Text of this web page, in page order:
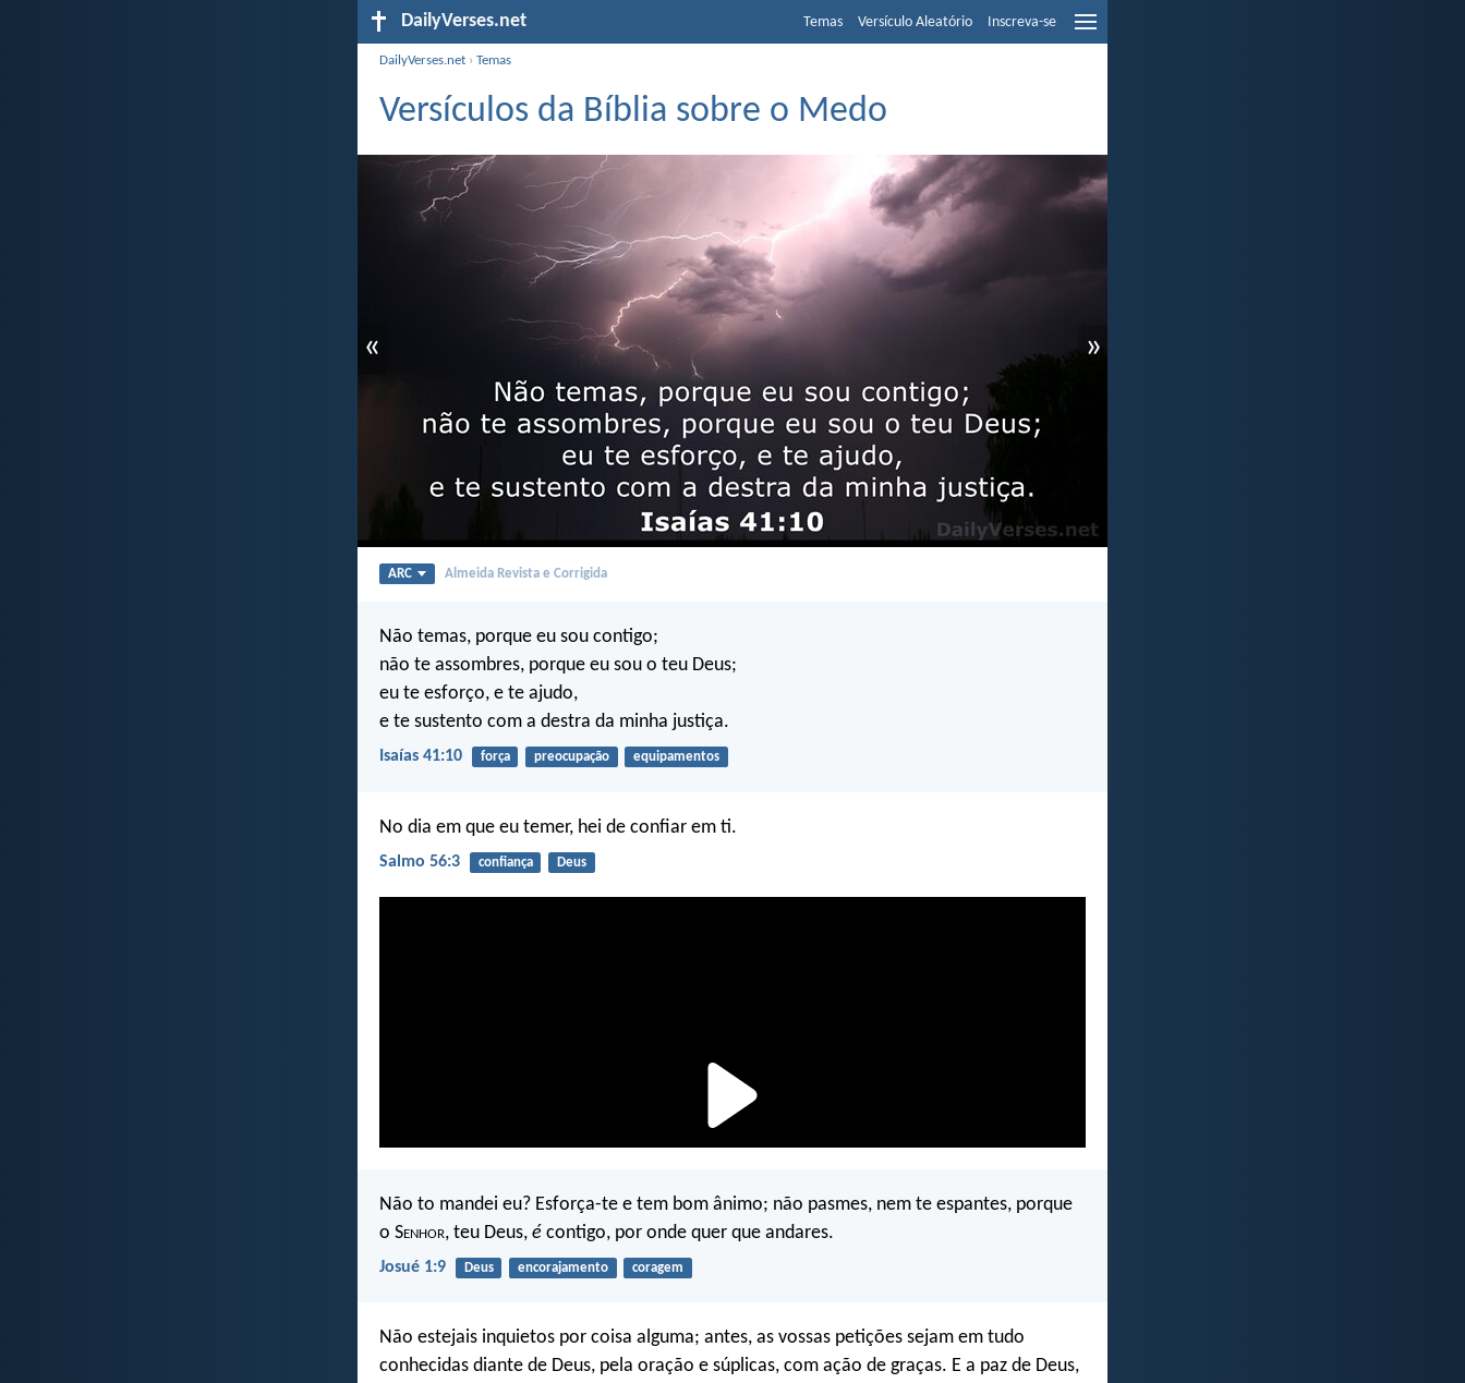
DailyVerses.net Temas Versículo Aleatório Inscreva-se
DailyVerses.net ›Temas
Versículos da Bíblia sobre o Medo
« »
ARC Almeida Revista e Corrigida
Não temas, porque eu sou contigo;
não te assombres, porque eu sou o teu Deus;
eu te esforço, e te ajudo,
e te sustento com a destra da minha justiça.
Isaías 41:10 força preocupação equipamentos
No dia em que eu temer, hei de confiar em ti.
Salmo 56:3 confiança Deus
Não to mandei eu? Esforça-te e tem bom ânimo; não pasmes, nem te espantes, porque
o Senhor, teu Deus, é contigo, por onde quer que andares.
Josué 1:9 Deus encorajamento coragem
Não estejais inquietos por coisa alguma; antes, as vossas petições sejam em tudo
conhecidas diante de Deus, pela oração e súplicas, com ação de graças. E a paz de Deus,